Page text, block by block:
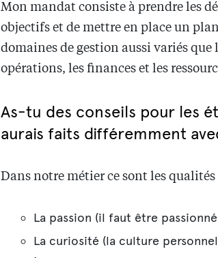
Mon mandat consiste à prendre les
objectifs et de mettre en place un
domaines de gestion aussi variés que
opérations, les finances et les
As-tu des conseils pour les
aurais faits différemment
Dans notre métier ce sont les
La passion (il faut être
La curiosité (la culture